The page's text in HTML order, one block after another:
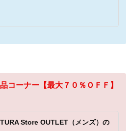
コーナー【最大７０％ＯＦＦ】
Store OUTLET（メンズ）の